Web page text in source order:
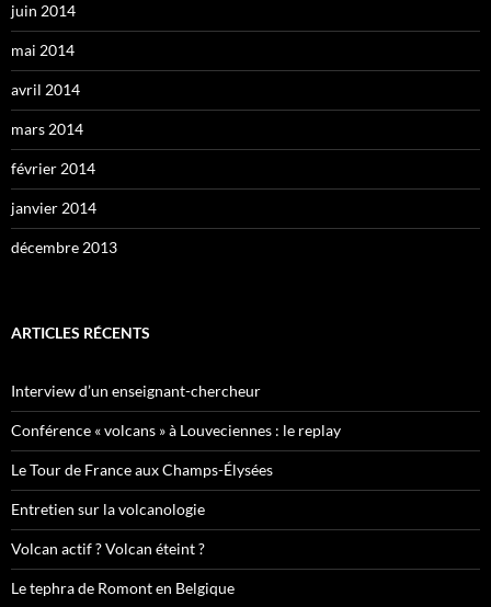
juin 2014
mai 2014
avril 2014
mars 2014
février 2014
janvier 2014
décembre 2013
ARTICLES RÉCENTS
Interview d’un enseignant-chercheur
Conférence « volcans » à Louveciennes : le replay
Le Tour de France aux Champs-Élysées
Entretien sur la volcanologie
Volcan actif ? Volcan éteint ?
Le tephra de Romont en Belgique